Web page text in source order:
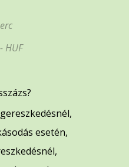
HUF
esetén,